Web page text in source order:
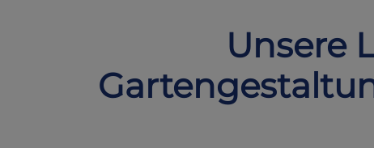
Unsere